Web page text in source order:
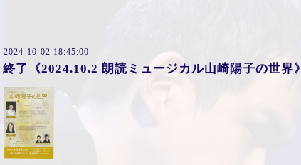
2024-10-02 18:45:00
終了《2024.10.2 朗読ミュージカル山崎陽子の世界》